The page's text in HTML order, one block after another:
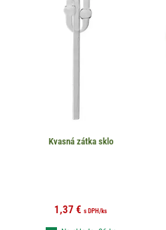
Kvasná zátka sklo
1,37 € s DPH /ks